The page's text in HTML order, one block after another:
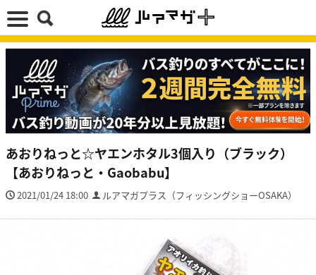
あおりねっと☆ヤエンホタル3個入り（ブラック）
【あおりねっと・Gaobabu】
2021/01/24 18:00 ルアマガプラス（フィッシングショーOSAKA）